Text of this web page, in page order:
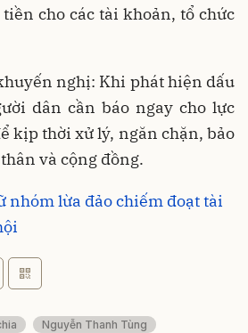
cho các tài khoản, tổ chức
nghị: Khi phát hiện dấu
dân cần báo ngay cho lực
kịp thời xử lý, ngăn chặn, bảo
và cộng đồng.
nhóm lừa đảo chiếm đoạt tài
Nguyễn Thanh Tùng